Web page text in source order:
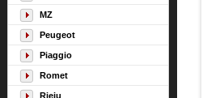
MZ
Peugeot
Piaggio
Romet
Rieju